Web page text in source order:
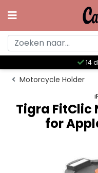
Meer
Motorcycle Holder
Tigra FitClic
for